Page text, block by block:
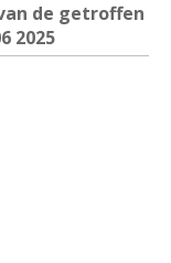
de getroffen
2025